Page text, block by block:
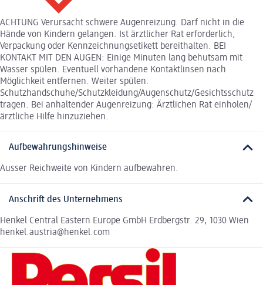
ACHTUNG Verursacht schwere Augenreizung. Darf nicht in die
Hände von Kindern gelangen. Ist ärztlicher Rat erforderlich,
Verpackung oder Kennzeichnungsetikett bereithalten. BEI
KONTAKT MIT DEN AUGEN: Einige Minuten lang behutsam mit
Wasser spülen. Eventuell vorhandene Kontaktlinsen nach
Möglichkeit entfernen. Weiter spülen.
Schutzhandschuhe/Schutzkleidung/Augenschutz/Gesichtsschutz
tragen. Bei anhaltender Augenreizung: Ärztlichen Rat einholen/
ärztliche Hilfe hinzuziehen.
Aufbewahrungshinweise
Ausser Reichweite von Kindern aufbewahren.
Anschrift des Unternehmens
Henkel Central Eastern Europe GmbH Erdbergstr. 29, 1030 Wien
henkel.austria@henkel.com